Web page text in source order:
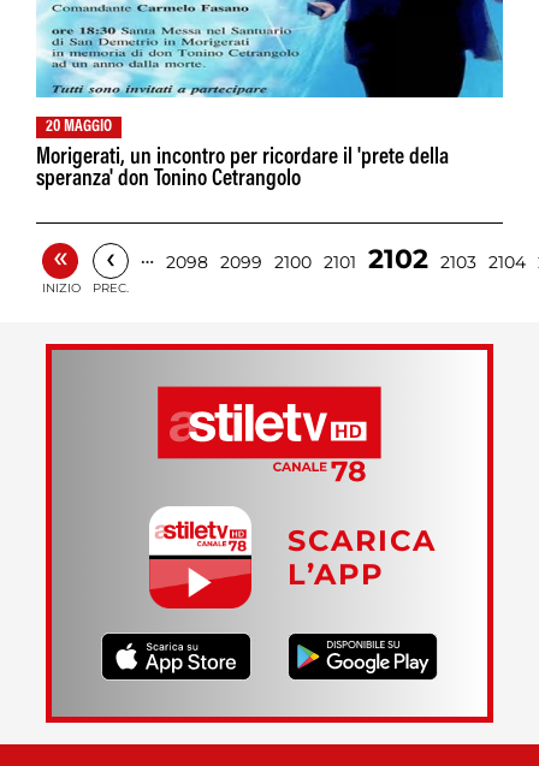
20 MAGGIO
Morigerati, un incontro per ricordare il 'prete della
speranza' don Tonino Cetrangolo
«
INIZIO
‹
PREC.
… 2098 2099 2100 2101 2102 2103 2104
SCARICA
L’APP